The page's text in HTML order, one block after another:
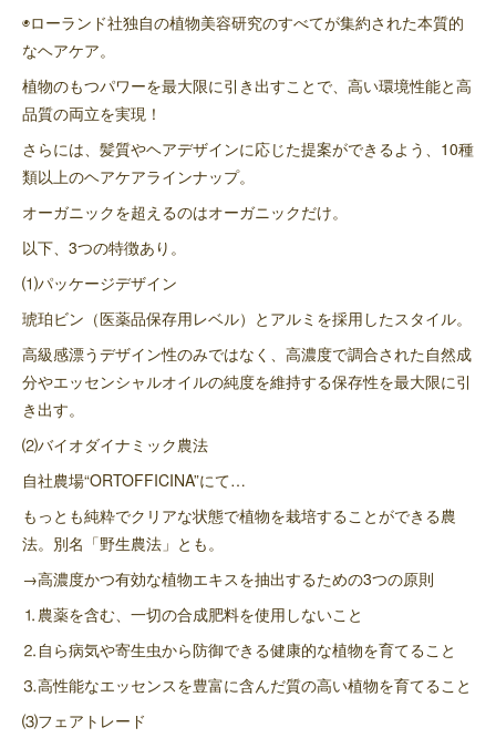
◉ローランド社独自の植物美容研究のすべてが集約された本質的
なヘアケア。
植物のもつパワーを最大限に引き出すことで、高い環境性能と高
品質の両立を実現！
さらには、髪質やヘアデザインに応じた提案ができるよう、10種
類以上のヘアケアラインナップ。
オーガニックを超えるのはオーガニックだけ。
以下、3つの特徴あり。
⑴パッケージデザイン
琥珀ビン（医薬品保存用レベル）とアルミを採用したスタイル。
高級感漂うデザイン性のみではなく、高濃度で調合された自然成
分やエッセンシャルオイルの純度を維持する保存性を最大限に引
き出す。
⑵バイオダイナミック農法
自社農場“ORTOFFICINA”にて…
もっとも純粋でクリアな状態で植物を栽培することができる農
法。別名「野生農法」とも。
→高濃度かつ有効な植物エキスを抽出するための3つの原則
⒈農薬を含む、一切の合成肥料を使用しないこと
⒉自ら病気や寄生虫から防御できる健康的な植物を育てること
⒊高性能なエッセンスを豊富に含んだ質の高い植物を育てること
⑶フェアトレード